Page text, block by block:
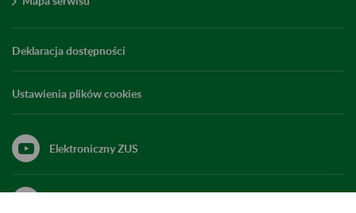
Deklaracja dostępności
Ustawienia plików cookies
Elektroniczny ZUS